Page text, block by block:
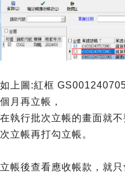
如上圖:紅框
個月再立帳，
在執行批次立帳的畫面就
次立帳再打勾立帳。
立帳後查看應收帳款，就